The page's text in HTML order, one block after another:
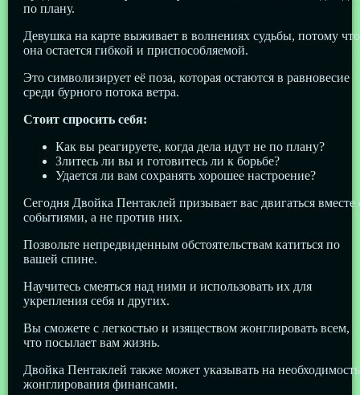
по плану.
Девушка на карте выживает в волнениях судьбы, потому что
она остается гибкой и приспособляемой.
Это символизирует её поза, которая остаются в равновесие
среди бурного потока ветра.
Стоит спросить себя:
Как вы реагируете, когда дела идут не по плану?
Злитесь ли вы и готовитесь ли к борьбе?
Удается ли вам сохранять хорошее настроение?
Сегодня Двойка Пентаклей призывает вас двигаться вместе
событиями, а не против них.
Позвольте непредвиденным обстоятельствам катиться по
вашей спине.
Научитесь смеяться над ними и использовать их для
укрепления себя и других.
Вы сможете с легкостью и изяществом жонглировать всем,
что посылает вам жизнь.
Двойка Пентаклей также может указывать на необходимость
жонглирования финансами.